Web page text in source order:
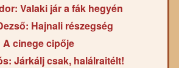
Valaki jár a fák hegyén
Hajnali részegség
A cinege cipője
Járkálj csak, halálraitélt!